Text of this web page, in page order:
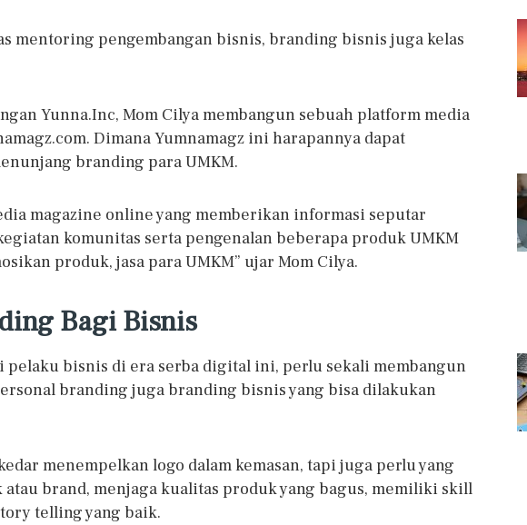
mentoring pengembangan bisnis, branding bisnis juga kelas
Yunna.Inc, Mom Cilya membangun sebuah platform media
Dimana Yumnamagz ini harapannya dapat
branding para UMKM.
magazine online yang memberikan informasi seputar
komunitas serta pengenalan beberapa produk UMKM
produk, jasa para UMKM” ujar Mom Cilya.
Bagi Bisnis
pelaku bisnis di era serba digital ini, perlu sekali membangun
branding juga branding bisnis yang bisa dilakukan
menempelkan logo dalam kemasan, tapi juga perlu yang
brand, menjaga kualitas produk yang bagus, memiliki skill
telling yang baik.